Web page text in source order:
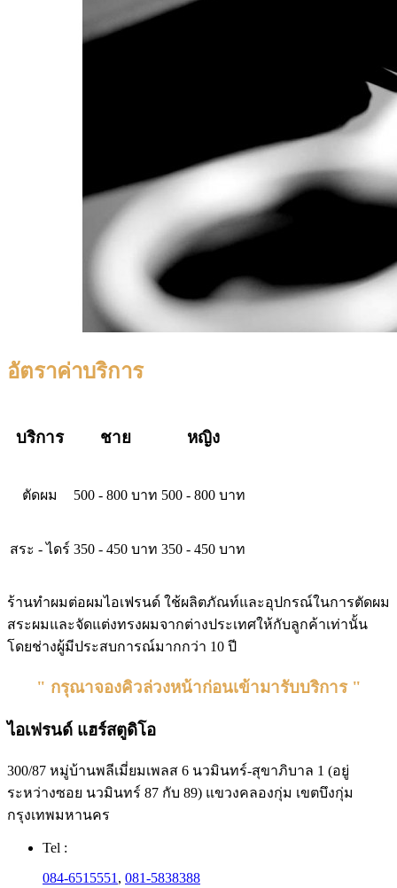
อัตราค่าบริการ
บริการ ชาย หญิง
ตัดผม 500 - 800 บาท 500 - 800 บาท
สระ - ไดร์ 350 - 450 บาท 350 - 450 บาท
ร้านทำผมต่อผมไอเฟรนด์ ใช้ผลิตภัณท์และอุปกรณ์ในการตัดผม
สระผมและจัดแต่งทรงผมจากต่างประเทศให้กับลูกค้าเท่านั้น
โดยช่างผู้มีประสบการณ์มากกว่า 10 ปี
" กรุณาจองคิวล่วงหน้าก่อนเข้ามารับบริการ "
ไอเฟรนด์ แฮร์สตูดิโอ
300/87 หมู่บ้านพลีเมี่ยมเพลส 6 นวมินทร์-สุขาภิบาล 1 (อยู่
ระหว่างซอย นวมินทร์ 87 กับ 89) แขวงคลองกุ่ม เขตบึงกุ่ม
กรุงเทพมหานคร
Tel :
084-6515551 , 081-5838388